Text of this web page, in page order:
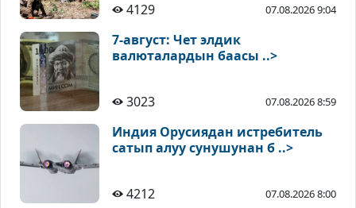
4129 07.08.2026 9:04
7-август: Чет элдик
валюталардын баасы ..>
3023 07.08.2026 8:59
Индия Орусиядан истребитель
сатып алуу сунушунан б ..>
4212 07.08.2026 8:00